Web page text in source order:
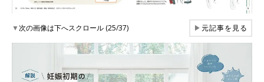
▼次の画像は下へスクロール (25/37) ▶元記事を見る